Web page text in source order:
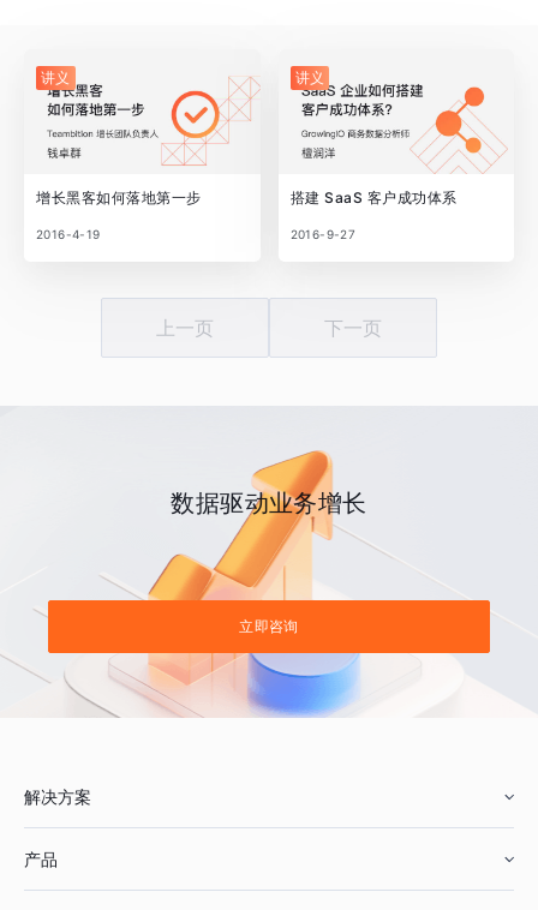
讲义
增长黑客如何落地第一步
2016-4-19
讲义
搭建 SaaS 客户成功体系
2016-9-27
上一页 下一页
数据驱动业务增长
立即咨询
解决方案
产品